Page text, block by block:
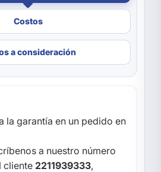
Costos
a consideración
la garantía en un pedido en
a nuestro número
cliente 2211939333,